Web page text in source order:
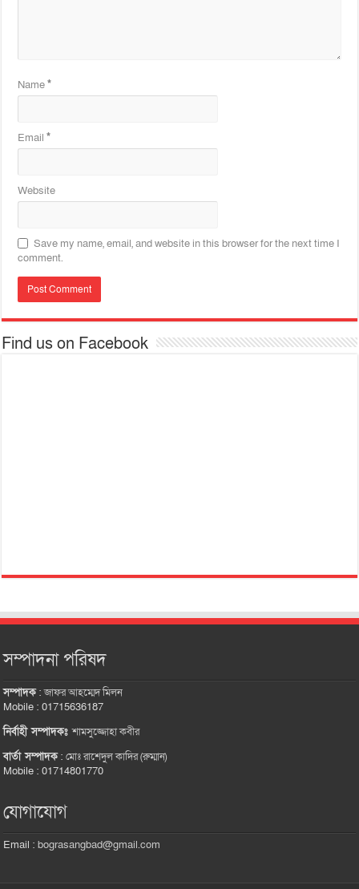
Name*
Email*
Website
Save my name, email, and website in this browser for the next time I
comment.
Find us on Facebook
সম্পাদনা পরিষদ
সম্পাদক:জাফর আহম্মেদ মিলন
Mobile : 01715636187
নির্বাহী সম্পাদকঃশামসুজ্জোহা কবীর
বার্তা সম্পাদক:মোঃ রাশেদুল কাদির (রুম্মান)
Mobile : 01714801770
যোগাযোগ
Email :bograsangbad@gmail.com